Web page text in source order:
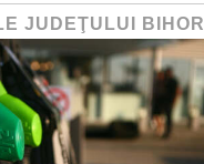
JUDEŢULUI BIHOR